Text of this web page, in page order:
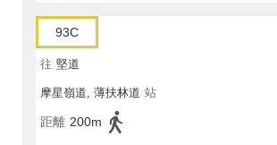
93C
往 堅道
摩星嶺道, 薄扶林道 站
距離 200m